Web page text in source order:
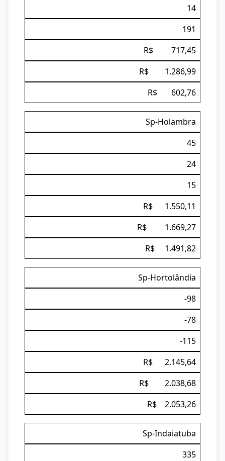
14
191
R$ 717,45
R$ 1.286,99
R$ 602,76
Sp-Holambra
45
24
15
R$ 1.550,11
R$ 1.669,27
R$ 1.491,82
Sp-Hortolândia
-98
-78
-115
R$ 2.145,64
R$ 2.038,68
R$ 2.053,26
Sp-Indaiatuba
335